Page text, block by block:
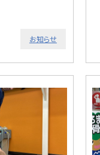
お知らせ